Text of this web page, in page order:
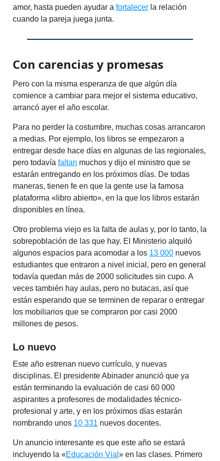
amor, hasta pueden ayudar a fortalecer la relación
cuando la pareja juega junta.
Con carencias y promesas
Pero con la misma esperanza de que algún día
comience a cambiar para mejor el sistema educativo,
arrancó ayer el año escolar.
Para no perder la costumbre, muchas cosas arrancaron
a medias. Por ejemplo, los libros se empezaron a
entregar desde hace días en algunas de las regionales,
pero todavía faltan muchos y dijo el ministro que se
estarán entregando en los próximos días. De todas
maneras, tienen fe en que la gente use la famosa
plataforma «libro abierto», en la que los libros estarán
disponibles en línea.
Otro problema viejo es la falta de aulas y, por lo tanto, la
sobrepoblación de las que hay. El Ministerio alquiló
algunos espacios para acomodar a los 13 000 nuevos
estudiantes que entraron a nivel inicial, pero en general
todavía quedan más de 2000 solicitudes sin cupo. A
veces también hay aulas, pero no butacas, así que
están esperando que se terminen de reparar o entregar
los mobiliarios que se compraron por casi 2000
millones de pesos.
Lo nuevo
Este año estrenan nuevo currículo, y nuevas
disciplinas. El presidente Abinader anunció que ya
están terminando la evaluación de casi 60 000
aspirantes a profesores de modalidades técnico-
profesional y arte, y en los próximos días estarán
nombrando unos 10 331 nuevos docentes.
Un anuncio interesante es que este año se estará
incluyendo la «Educación Vial » en las clases. Primero